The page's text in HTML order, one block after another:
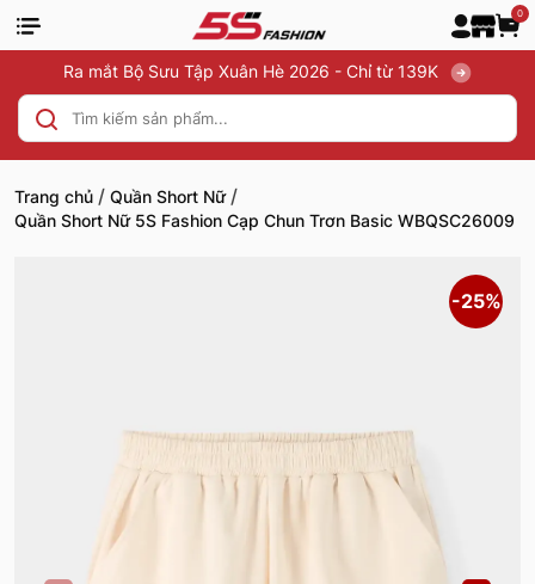
0
Ra mắt Bộ Sưu Tập Xuân Hè 2026 - Chỉ từ 139K
Trang chủ / Quần Short Nữ /
Quần Short Nữ 5S Fashion Cạp Chun Trơn Basic WBQSC26009
-25%